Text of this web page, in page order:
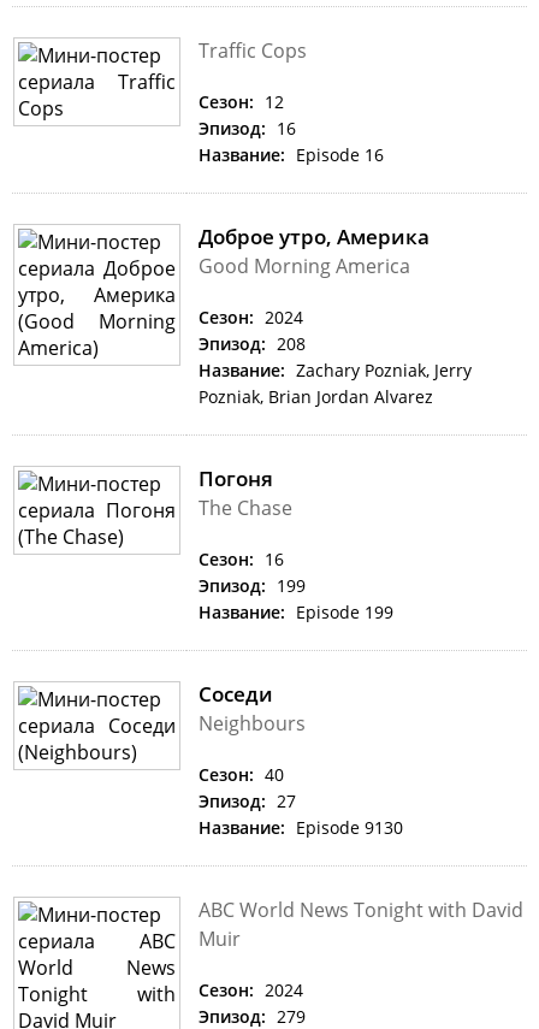
Traffic Cops
Сезон: 12
Эпизод: 16
Название: Episode 16
Доброе утро, Америка
Good Morning America
Сезон: 2024
Эпизод: 208
Название: Zachary Pozniak, Jerry
Pozniak, Brian Jordan Alvarez
Погоня
The Chase
Сезон: 16
Эпизод: 199
Название: Episode 199
Соседи
Neighbours
Сезон: 40
Эпизод: 27
Название: Episode 9130
ABC World News Tonight with David
Muir
Сезон: 2024
Эпизод: 279